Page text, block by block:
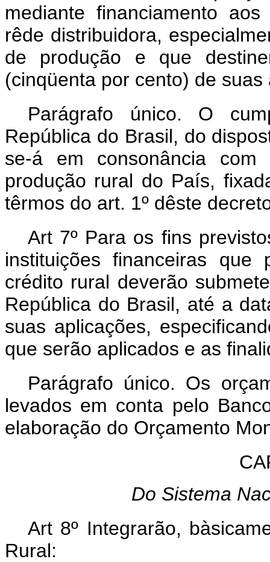
mediante financiamento
rêde distribuidora,
de produção e que
(cinqüenta por cento) de suas
Parágrafo único. O
República do Brasil, do
se-á em consonância
produção rural do País,
têrmos do art. 1º dêste
Art 7º Para os fins
instituições financeiras
crédito rural deverão
República do Brasil, até a
suas aplicações,
que serão aplicados e as
Parágrafo único. Os
levados em conta pelo
elaboração do Orçamento
Do Sistema
Art 8º Integrarão,
Rural: